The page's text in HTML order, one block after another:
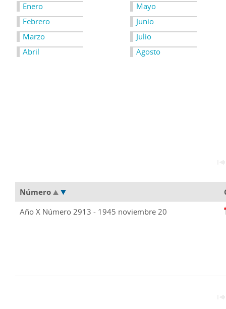
Enero
Febrero
Marzo
Abril
Mayo
Junio
Julio
Agosto
Número
Año X Número 2913 - 1945 noviembre 20